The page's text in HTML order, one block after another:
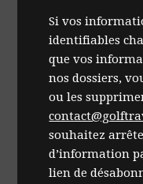
Si vos
identifiables
que vos
nos dossiers,
ou les
souhaitez
d’information
lien de